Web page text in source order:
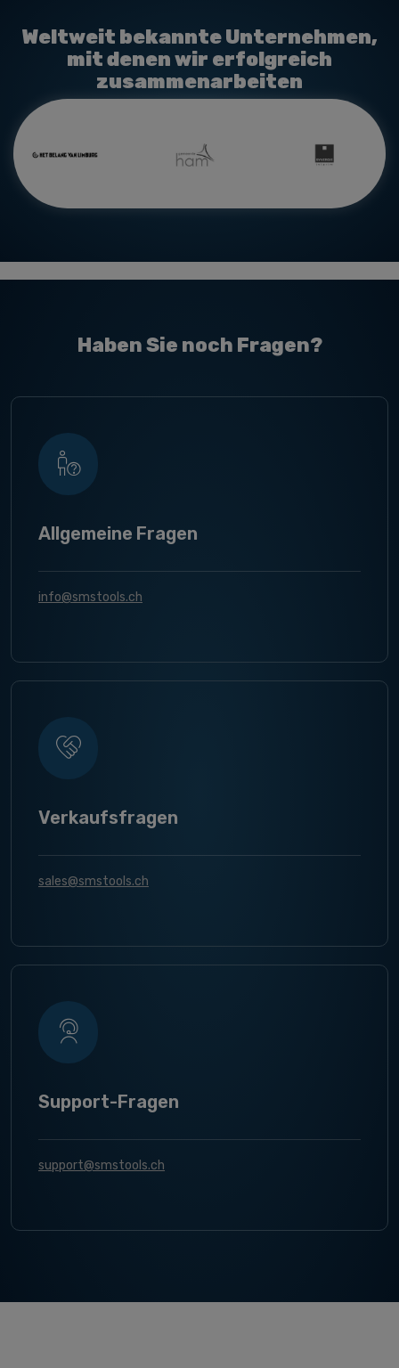
Weltweit bekannte Unternehmen,
mit denen wir erfolgreich
zusammenarbeiten
Haben Sie noch Fragen?
Allgemeine Fragen
info@smstools.ch
Verkaufsfragen
sales@smstools.ch
Support-Fragen
support@smstools.ch